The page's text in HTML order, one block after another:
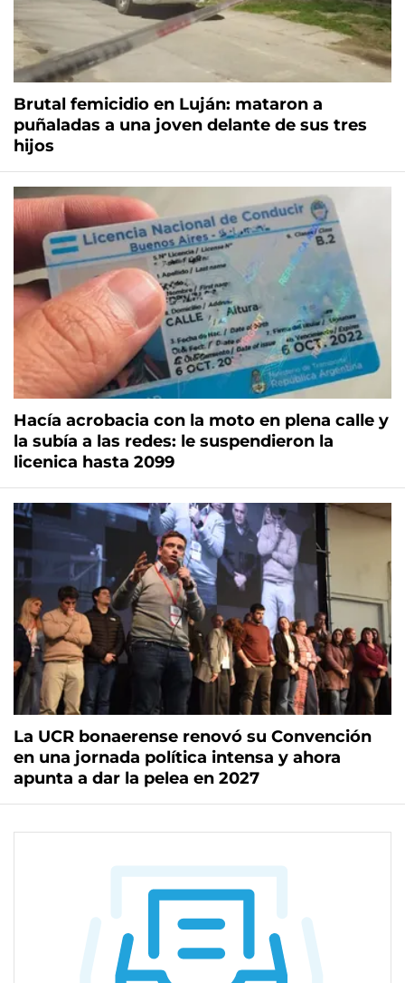
Brutal femicidio en Luján: mataron a
puñaladas a una joven delante de sus tres
hijos
Hacía acrobacia con la moto en plena calle y
la subía a las redes: le suspendieron la
licenica hasta 2099
La UCR bonaerense renovó su Convención
en una jornada política intensa y ahora
apunta a dar la pelea en 2027